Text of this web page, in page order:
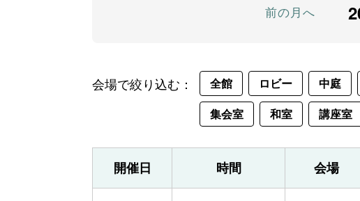
前の月へ
会場で絞り込む： 全館 ロビー 中庭
集会室
和室 講座室
開催日 時間 会場